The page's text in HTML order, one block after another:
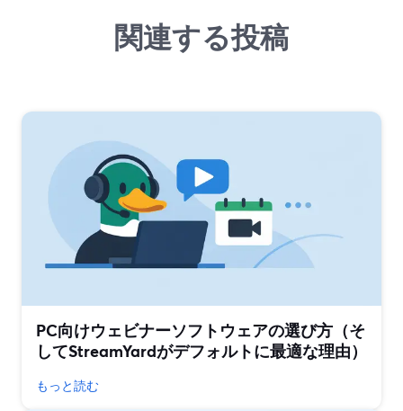
関連する投稿
PC向けウェビナーソフトウェアの選び方（そ
してStreamYardがデフォルトに最適な理由）
もっと読む